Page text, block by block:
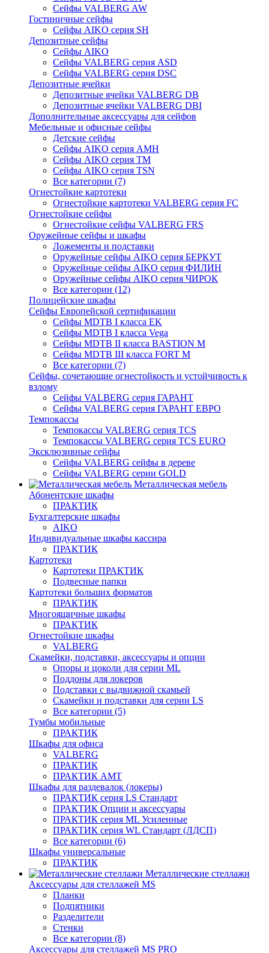
Сейфы VALBERG AW
Гостиничные сейфы
Сейфы AIKO серия SH
Депозитные сейфы
Сейфы AIKO
Сейфы VALBERG серия ASD
Сейфы VALBERG серия DSC
Депозитные ячейки
Депозитные ячейки VALBERG DB
Депозитные ячейки VALBERG DBI
Дополнительные аксессуары для сейфов
Мебельные и офисные сейфы
Детские сейфы
Сейфы AIKO серия AMH
Сейфы AIKO серия TM
Сейфы AIKO серия TSN
Все категории (7)
Огнестойкие картотеки
Огнестойкие картотеки VALBERG серия FC
Огнестойкие сейфы
Огнестойкие сейфы VALBERG FRS
Оружейные сейфы и шкафы
Ложементы и подставки
Оружейные сейфы AIKO серия БЕРКУТ
Оружейные сейфы AIKO серия ФИЛИН
Оружейные сейфы AIKO серия ЧИРОК
Все категории (12)
Полицейские шкафы
Сейфы Европейской сертификации
Сейфы MDTB I класса EK
Сейфы MDTB I класса Vega
Сейфы MDTB II класса BASTION M
Сейфы MDTB III класса FORT M
Все категории (7)
Сейфы, сочетающие огнестойкость и устойчивость к
взлому
Сейфы VALBERG серия ГАРАНТ
Сейфы VALBERG серия ГАРАНТ ЕВРО
Темпокассы
Темпокассы VALBERG серия TCS
Темпокассы VALBERG серия TCS EURO
Эксклюзивные сейфы
Сейфы VALBERG сейфы в дереве
Сейфы VALBERG серии GOLD
Металлическая мебель
Абонентские шкафы
ПРАКТИК
Бухгалтерские шкафы
AIKO
Индивидуальные шкафы кассира
ПРАКТИК
Картотеки
Картотеки ПРАКТИК
Подвесные папки
Картотеки больших форматов
ПРАКТИК
Многоящичные шкафы
ПРАКТИК
Огнестойкие шкафы
VALBERG
Скамейки, подставки, аксессуары и опции
Опоры и цоколи для серии ML
Поддоны для локеров
Подставки с выдвижной скамьей
Скамейки и подставки для серии LS
Все категории (5)
Тумбы мобильные
ПРАКТИК
Шкафы для офиса
VALBERG
ПРАКТИК
ПРАКТИК AMT
Шкафы для раздевалок (локеры)
ПРАКТИК cерия LS Стандарт
ПРАКТИК Опции и аксессуары
ПРАКТИК серия ML Усиленные
ПРАКТИК серия WL Стандарт (ЛДСП)
Все категории (6)
Шкафы универсальные
ПРАКТИК
Металлические стеллажи
Аксессуары для стеллажей MS
Планки
Подпятники
Разделители
Стенки
Все категории (8)
Аксессуары для стеллажей MS PRO